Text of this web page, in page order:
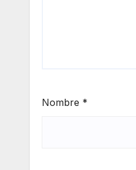
Nombre *